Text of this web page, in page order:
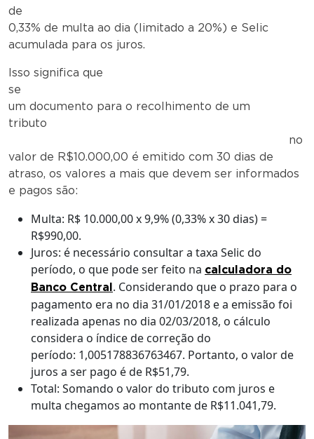
de
0,33% de multa ao dia (limitado a 20%) e Selic
acumulada para os juros.
Isso significa que
se
um documento para o recolhimento de um
tributo
no
valor de R$10.000,00 é emitido com 30 dias de
atraso, os valores a mais que devem ser informados
e pagos são:
Multa: R$ 10.000,00 x 9,9% (0,33% x 30 dias) =
R$990,00.
Juros: é necessário consultar a taxa Selic do
período, o que pode ser feito na calculadora do
Banco Central. Considerando que o prazo para o
pagamento era no dia 31/01/2018 e a emissão foi
realizada apenas no dia 02/03/2018, o cálculo
considera o índice de correção do
período: 1,005178836763467. Portanto, o valor de
juros a ser pago é de R$51,79.
Total: Somando o valor do tributo com juros e
multa chegamos ao montante de R$11.041,79.